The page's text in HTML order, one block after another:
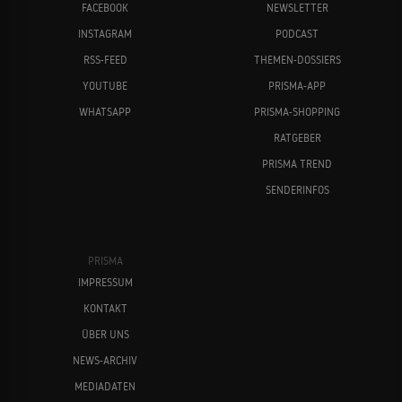
FACEBOOK
INSTAGRAM
RSS-FEED
YOUTUBE
WHATSAPP
NEWSLETTER
PODCAST
THEMEN-DOSSIERS
PRISMA-APP
PRISMA-SHOPPING
RATGEBER
PRISMA TREND
SENDERINFOS
PRISMA
IMPRESSUM
KONTAKT
ÜBER UNS
NEWS-ARCHIV
MEDIADATEN